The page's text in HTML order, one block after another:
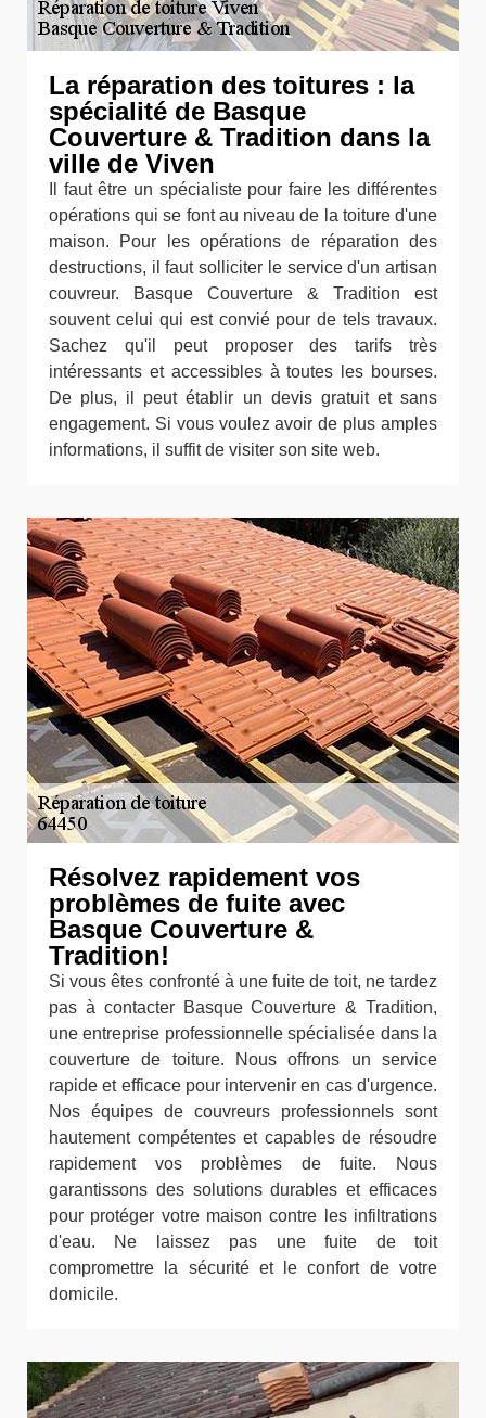
La réparation des toitures : la
spécialité de Basque
Couverture & Tradition dans la
ville de Viven
Il faut être un spécialiste pour faire les différentes
opérations qui se font au niveau de la toiture d'une
maison. Pour les opérations de réparation des
destructions, il faut solliciter le service d'un artisan
couvreur. Basque Couverture & Tradition est
souvent celui qui est convié pour de tels travaux.
Sachez qu'il peut proposer des tarifs très
intéressants et accessibles à toutes les bourses.
De plus, il peut établir un devis gratuit et sans
engagement. Si vous voulez avoir de plus amples
informations, il suffit de visiter son site web.
Résolvez rapidement vos
problèmes de fuite avec
Basque Couverture &
Tradition!
Si vous êtes confronté à une fuite de toit, ne tardez
pas à contacter Basque Couverture & Tradition,
une entreprise professionnelle spécialisée dans la
couverture de toiture. Nous offrons un service
rapide et efficace pour intervenir en cas d'urgence.
Nos équipes de couvreurs professionnels sont
hautement compétentes et capables de résoudre
rapidement vos problèmes de fuite. Nous
garantissons des solutions durables et efficaces
pour protéger votre maison contre les infiltrations
d'eau. Ne laissez pas une fuite de toit
compromettre la sécurité et le confort de votre
domicile.